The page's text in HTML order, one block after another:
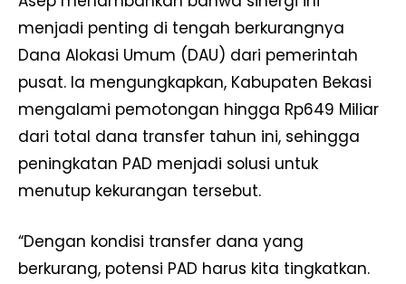
menjadi penting di tengah berkurangnya
Dana Alokasi Umum (DAU) dari pemerintah
pusat. Ia mengungkapkan, Kabupaten Bekasi
mengalami pemotongan hingga Rp649 Miliar
dari total dana transfer tahun ini, sehingga
peningkatan PAD menjadi solusi untuk
menutup kekurangan tersebut.
“Dengan kondisi transfer dana yang
berkurang, potensi PAD harus kita tingkatkan.